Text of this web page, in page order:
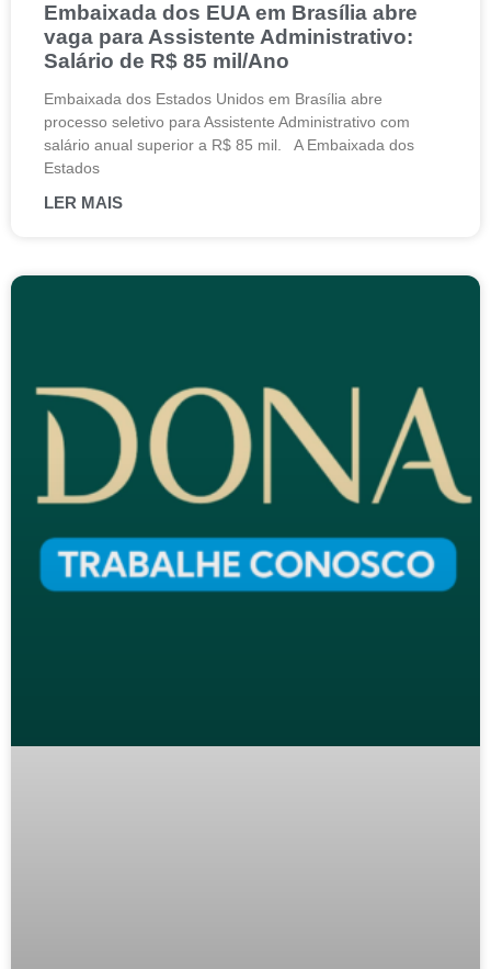
Embaixada dos EUA em Brasília abre
vaga para Assistente Administrativo:
Salário de R$ 85 mil/Ano
Embaixada dos Estados Unidos em Brasília abre
processo seletivo para Assistente Administrativo com
salário anual superior a R$ 85 mil. A Embaixada dos
Estados
LER MAIS